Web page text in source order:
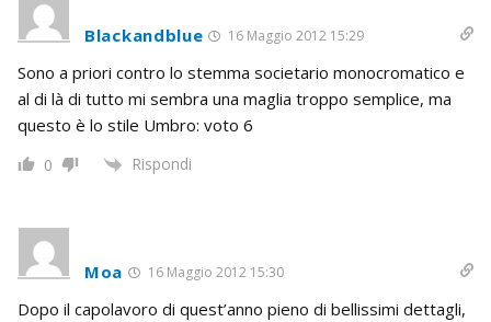
Blackandblue 16 Maggio 2012 15:29
Sono a priori contro lo stemma societario monocromatico e
al di là di tutto mi sembra una maglia troppo semplice, ma
questo è lo stile Umbro: voto 6
0 Rispondi
Moa 16 Maggio 2012 15:30
Dopo il capolavoro di quest’anno pieno di bellissimi dettagli,